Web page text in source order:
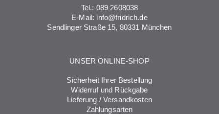
Tel.: 089 2608038
E-Mail: info@fridrich.de
Sendlinger Straße 15, 80331 München
UNSER ONLINE-SHOP
Sicherheit Ihrer Bestellung
Widerruf und Rückgabe
Lieferung / Versandkosten
Zahlungsarten